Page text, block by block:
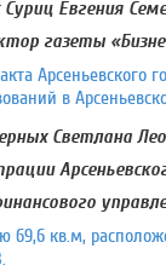
Евгения
газеты
Арсеньевского
в
Светлана
кв.м,